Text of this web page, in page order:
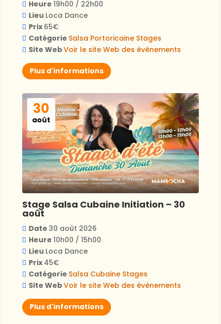
Heure 19h00 / 22h00
Lieu Loca Dance
Prix 65€
Catégorie Salsa Portoricaine Stages
Site WebVoir le site Web des événements
Plus d'informations
30
août
Stage Salsa Cubaine Initiation – 30
août
Date 30 août 2026
Heure 10h00 / 15h00
Lieu Loca Dance
Prix 45€
Catégorie Salsa Cubaine Stages
Site WebVoir le site Web des événements
Plus d'informations